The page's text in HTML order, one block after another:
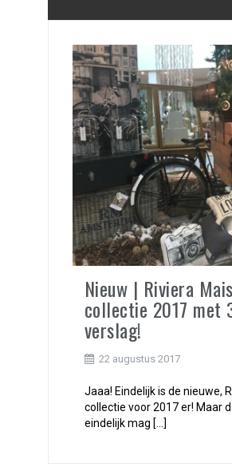
Nieuw | Riviera
collectie 2017 met
verslag!
22 augustus 2017
Jaaa! Eindelijk is de nieuwe,
collectie voor 2017 er! Maar
eindelijk mag […]